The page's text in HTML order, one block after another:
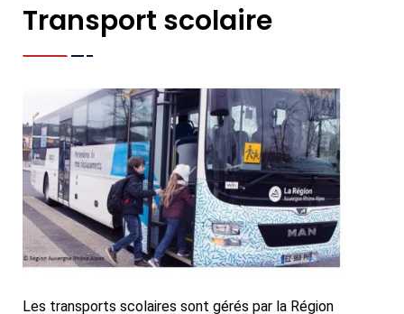
Transport scolaire
Les transports scolaires sont gérés par la Région